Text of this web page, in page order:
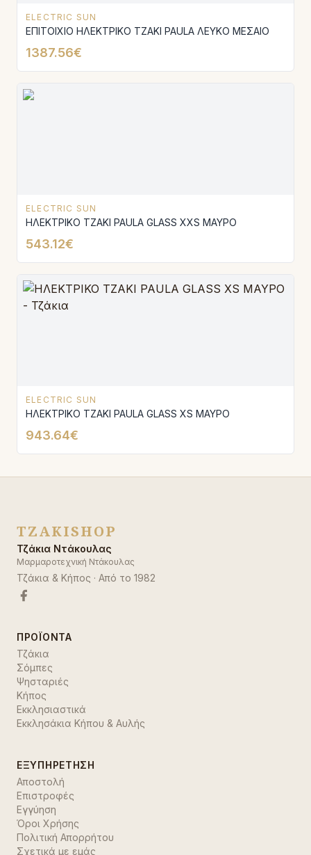
ELECTRIC SUN
ΕΠΙΤΟΙΧΙΟ ΗΛΕΚΤΡΙΚΟ ΤΖΑΚΙ PAULA ΛΕΥΚΟ ΜΕΣΑΙΟ
1387.56€
ELECTRIC SUN
ΗΛΕΚΤΡΙΚΟ ΤΖΑΚΙ PAULA GLASS XXS ΜΑΥΡΟ
543.12€
ELECTRIC SUN
ΗΛΕΚΤΡΙΚΟ ΤΖΑΚΙ PAULA GLASS XS ΜΑΥΡΟ
943.64€
TZAKISHOP
Τζάκια Ντάκουλας
Μαρμαροτεχνική Ντάκουλας
Τζάκια & Κήπος · Από το 1982
ΠΡΟΪΌΝΤΑ
Τζάκια
Σόμπες
Ψησταριές
Κήπος
Εκκλησιαστικά
Εκκλησάκια Κήπου & Αυλής
ΕΞΥΠΗΡΈΤΗΣΗ
Αποστολή
Επιστροφές
Εγγύηση
Όροι Χρήσης
Πολιτική Απορρήτου
Σχετικά με εμάς